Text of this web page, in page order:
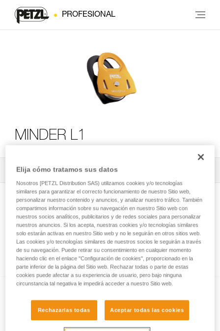
PROFESIONAL
MINDER L1
Todos los contenidos técnicos
Cómo calcular la relación del polipasto
Elija cómo tratamos sus datos
Nosotros [PETZL Distribution SAS) utilizamos cookies y/o tecnologías
similares para garantizar el correcto funcionamiento de nuestro Sitio web,
personalizar nuestro contenido y anuncios, y analizar nuestro tráfico. También
compartimos información sobre su navegación en nuestro Sitio web con
nuestros socios analíticos, publicitarios y de redes sociales para personalizar
nuestros anuncios. Si los acepta, nuestras cookies y/o tecnologías similares
solo estarán activas en nuestro Sitio web y no le seguirán en otros sitios web.
Las cookies y/o tecnologías similares de nuestros socios le seguirán a través
de su navegación. Puede retirar su consentimiento en cualquier momento
haciendo clic en el enlace "Configuración de cookies", proporcionado en la
parte inferior de la página del Sitio web. Rechazar todas o parte de estas
cookies puede afectar a su experiencia de usuario, pero bajo ninguna
circunstancia tal negativa le impedirá acceder a nuestro Sitio web.
Rechazarlas todas Aceptar todas las cookies